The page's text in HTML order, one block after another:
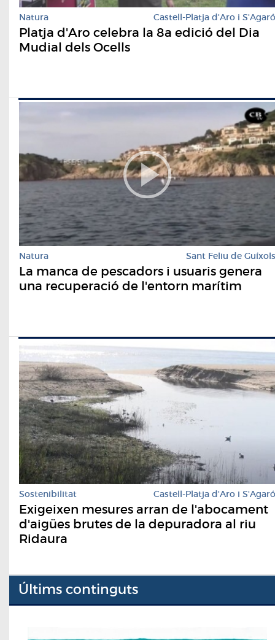
Natura Castell-Platja d'Aro i S'Agaró
Platja d'Aro celebra la 8a edició del Dia
Mudial dels Ocells
Natura Sant Feliu de Guíxols
La manca de pescadors i usuaris genera
una recuperació de l'entorn marítim
Sostenibilitat Castell-Platja d'Aro i S'Agaró
Exigeixen mesures arran de l'abocament
d'aigües brutes de la depuradora al riu
Ridaura
Últims continguts